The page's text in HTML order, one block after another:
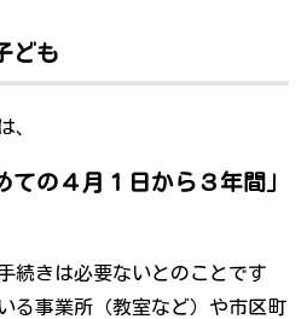
ども
、
ての４月１日から３年間」
続きは必要ないとのことです
る事業所（教室など）や市区町